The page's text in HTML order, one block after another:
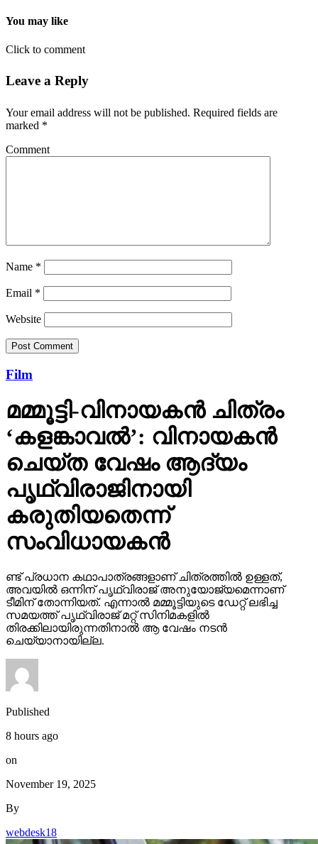
You may like
Click to comment
Leave a Reply
Your email address will not be published. Required fields are
marked *
Comment
Name *
Email *
Website
Film
മമ്മൂട്ടി-വിനായകന്‍ ചിത്രം
‘കളങ്കാവല്‍’: വിനായകന്‍
ചെയ്ത വേഷം ആദ്യം
പൃഥ്വിരാജിനായി
കരുതിയതെന്ന്
സംവിധായകന്‍
ണ്ട് പ്രധാന കഥാപാത്രങ്ങളാണ് ചിത്രത്തില്‍ ഉള്ളത്,
അവയില്‍ ഒന്നിന് പൃഥ്വിരാജ് അനുയോജ്യമെന്നാണ്
ടീമിന് തോന്നിയത്. എന്നാല്‍ മമ്മൂട്ടിയുടെ ഡേറ്റ് ലഭിച്ച
സമയത്ത് പൃഥ്വിരാജ് മറ്റ് സിനിമകളില്‍
തിരക്കിലായിരുന്നതിനാല്‍ ആ വേഷം നടന്‍
ചെയ്യാനായില്ല.
Published
8 hours ago
on
November 19, 2025
By
webdesk18